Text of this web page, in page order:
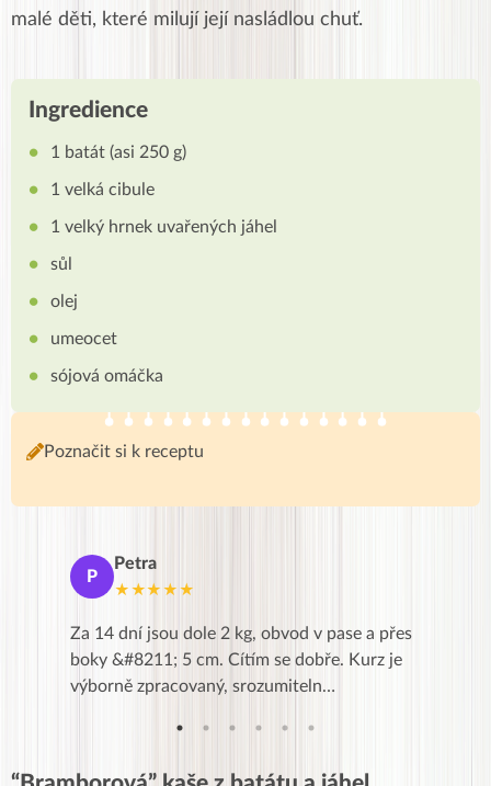
malé děti, které milují její nasládlou chuť.
Ingredience
1 batát (asi 250 g)
1 velká cibule
1 velký hrnek uvařených jáhel
sůl
olej
umeocet
sójová omáčka
Poznačit si k receptu
P
Petra
★★★★★
Za 14 dní jsou dole 2 kg, obvod v pase a přes
boky &#8211; 5 cm. Cítím se dobře. Kurz je
výborně zpracovaný, srozumiteln…